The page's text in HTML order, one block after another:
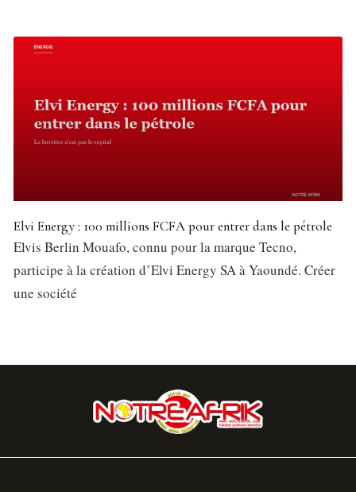
Elvi Energy : 100 millions FCFA pour entrer dans le pétrole
Elvis Berlin Mouafo, connu pour la marque Tecno,
participe à la création d’Elvi Energy SA à Yaoundé. Créer
une société